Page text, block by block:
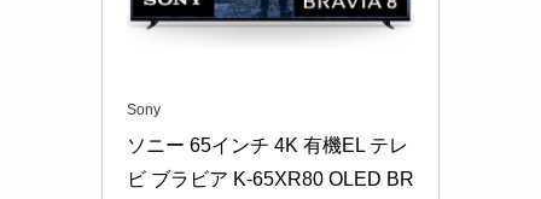
Sony
ソニー 65インチ 4K 有機EL テレ
ビ ブラビア K-65XR80 OLED BR